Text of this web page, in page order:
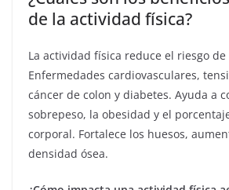
de la actividad física?
La actividad física reduce el riesgo de
Enfermedades cardiovasculares,
cáncer de colon y diabetes. Ayuda a
sobrepeso, la obesidad y el
corporal. Fortalece los huesos,
densidad ósea.